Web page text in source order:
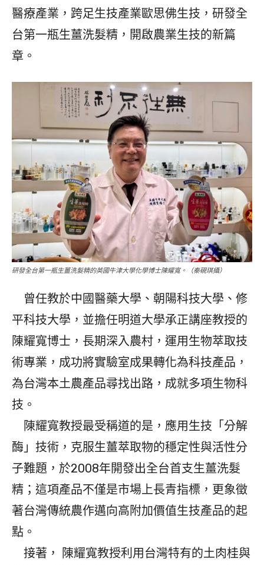
醫療產業，跨足生技產業歐思佛生技，研發全
台第一瓶生薑洗髮精，開啟農業生技的新篇
章。
研發全台第一瓶生薑洗髮精的英國牛津大學化學博士陳耀寬。（秦硯琪攝）
曾任教於中國醫藥大學、朝陽科技大學、修
平科技大學，並擔任明道大學承正講座教授的
陳耀寬博士，長期深入農村，運用生物萃取技
術專業，成功將實驗室成果轉化為科技產品，
為台灣本土農產品尋找出路，成就多項生物科
技。
陳耀寬教授最受稱道的是，應用生技「分解
酶」技術，克服生薑萃取物的穩定性與活性分
子難題，於2008年開發出全台首支生薑洗髮
精；這項產品不僅是市場上長青指標，更象徵
著台灣傳統農作邁向高附加價值生技產品的起
點。
接著， 陳耀寬教授利用台灣特有的土肉桂與